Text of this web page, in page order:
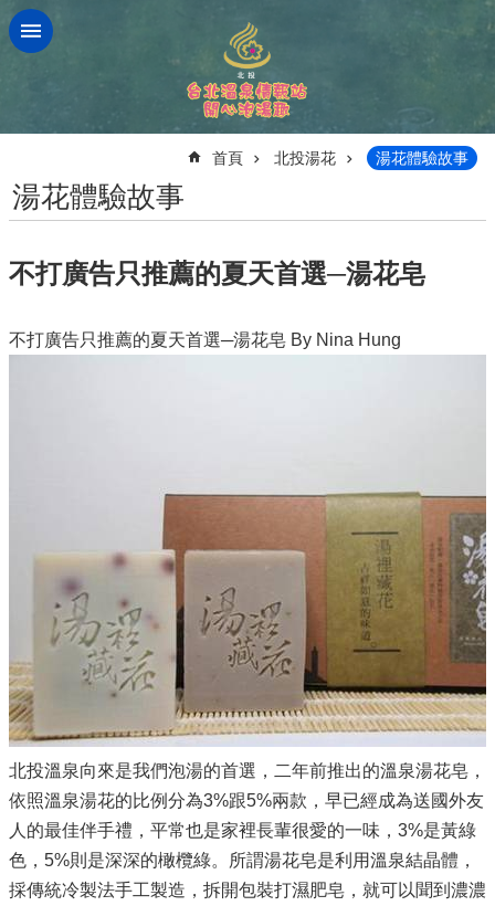
跳到主要內容區塊
首頁 北投湯花 湯花體驗故事
湯花體驗故事
不打廣告只推薦的夏天首選─湯花皂
不打廣告只推薦的夏天首選─湯花皂 By Nina Hung
北投溫泉向來是我們泡湯的首選，二年前推出的溫泉湯花皂，
依照溫泉湯花的比例分為3%跟5%兩款，早已經成為送國外友
人的最佳伴手禮，平常也是家裡長輩很愛的一味，3%是黃綠
色，5%則是深深的橄欖綠。所謂湯花皂是利用溫泉結晶體，
採傳統冷製法手工製造，拆開包裝打濕肥皂，就可以聞到濃濃